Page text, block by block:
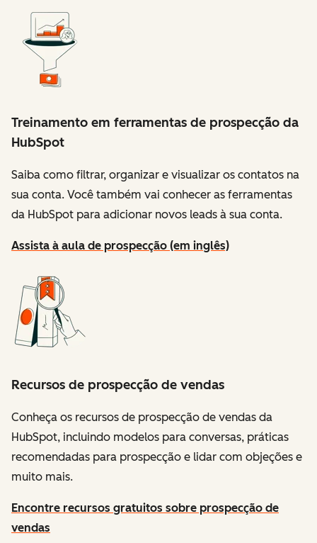
Treinamento em ferramentas de prospecção da
HubSpot
Saiba como filtrar, organizar e visualizar os contatos na
sua conta. Você também vai conhecer as ferramentas
da HubSpot para adicionar novos leads à sua conta.
Assista à aula de prospecção (em inglês)
Recursos de prospecção de vendas
Conheça os recursos de prospecção de vendas da
HubSpot, incluindo modelos para conversas, práticas
recomendadas para prospecção e lidar com objeções e
muito mais.
Encontre recursos gratuitos sobre prospecção de
vendas